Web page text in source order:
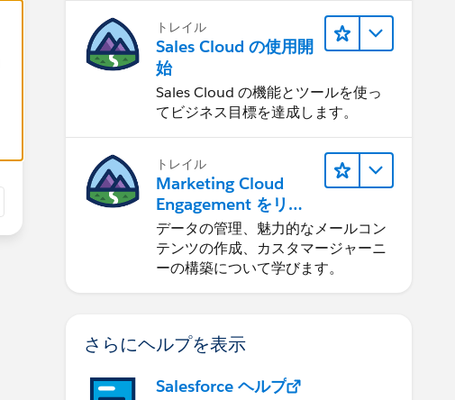
トレイル
Sales Cloud の使用開
始
Sales Cloud の機能とツールを使っ
てビジネス目標を達成します。
トレイル
Marketing Cloud
Engagement をリリ
ースする
データの管理、魅力的なメールコン
テンツの作成、カスタマージャーニ
ーの構築について学びます。
さらにヘルプを表示
Salesforce ヘルプ